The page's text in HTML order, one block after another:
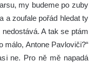
my budeme po zuby
a zoufale pořád hledat ty
A tak se ptám
Antone Pavloviči?“
ne. Pro ně mě napadá